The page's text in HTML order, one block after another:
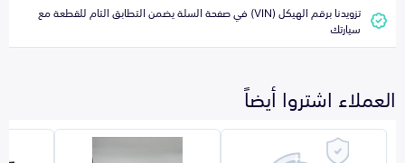
تزويدنا برقم الهيكل (VIN) في صفحة السلة يضمن التطابق التام للقطعة مع
سيارتك
العملاء اشتروا أيضاً